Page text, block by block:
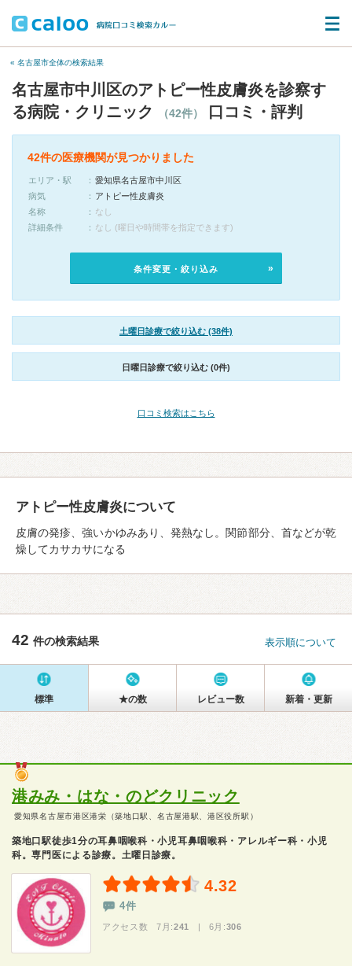
« 名古屋市全体の検索結果
名古屋市中川区のアトピー性皮膚炎を診察す
る病院・クリニック
（42件） 口コミ・評判
42件の医療機関が見つかりました
エリア・駅
愛知県名古屋市中川区
病気
アトピー性皮膚炎
名称
なし
詳細条件
なし (曜日や時間帯を指定できます)
条件変更・絞り込み
土曜日診療で絞り込む (38件)
日曜日診療で絞り込む (0件)
口コミ検索はこちら
アトピー性皮膚炎について
皮膚の発疹、強いかゆみあり、発熱なし。関節部分、首などが乾
燥してカサカサになる
42 件の検索結果 表示順について
標準 ★の数 レビュー数 新着・更新
港みみ・はな・のどクリニック
愛知県名古屋市港区港栄（築地口駅、名古屋港駅、港区役所駅）
築地口駅徒歩1分の耳鼻咽喉科・小児耳鼻咽喉科・アレルギー科・小児
科。専門医による診療。土曜日診療。
4.32
4件
アクセス数 7月:241 | 6月:306